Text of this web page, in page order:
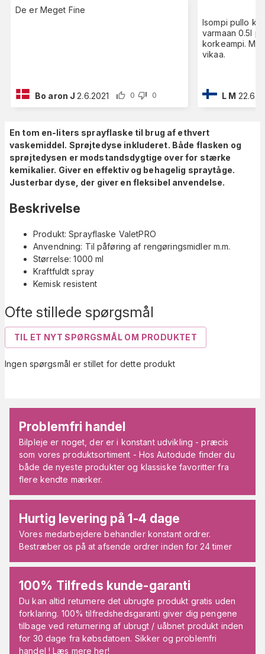
De er Meget Fine
Bo aron J 2.6.2021 0 0
Isompi pullo
varmaan 0.5l
korkeampi. Muuten toimiva tekele eikä
vikaa.
L M
Ofte stillede spørgsmål
TIL ET NYT SPØRGSMÅL OM PRODUKTET
Ingen spørgsmål er stillet for dette produkt
En tom en-liters sprayflaske til brug af ethvert
vaskemiddel. Sprøjtedyse inkluderet. Både flasken og
sprøjtedysen er modstandsdygtige over for stærke
kemikalier. Giver en effektiv og behagelig spraytåge.
Justerbar dyse, der giver en fleksibel anvendelse.
Beskrivelse
Produkt: Sprayflaske ValetPRO
Anvendning: Til påføring af rengøringsmidler m.m.
Størrelse: 1000 ml
Kraftfuldt spray
Kemisk resistent
Problemfri handel
Bilpleje er noget, der er i konstant udvikling - præcis
som vores produktsortiment - Hos Autodude finder du
både de nyeste produkter og klassiske favoritter fra
flere kendte mærker.
Hurtig levering på 1-4 dage
Vores medarbejdere behandler konstant ordrer.
Bestræber os på at afsende ordrer inden for 24 timer
100% Tilfreds kunde-garanti
Du kan altid returnere det ubrugte produkt gratis uden
forklaring. 100% tilfredshedsgaranti giver dig pengene
tilbage ved returnering af ubrugt / uåbnet produkt inden
for 30 dage fra købsdatoen. Sikker og problemfri
handel ! Læs mere her!